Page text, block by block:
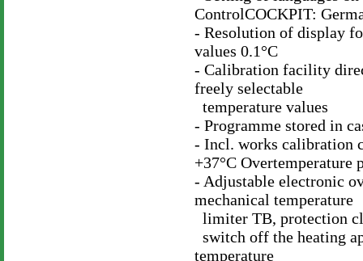
ControlCOCKPIT:
- Resolution of display
values 0.1°C
- Calibration facility
freely selectable
temperature values
- Programme stored in
- Incl. works calibration
+37°C Overtemperature
- Adjustable electronic
mechanical temperature
limiter TB, protection
switch off the heating
temperature